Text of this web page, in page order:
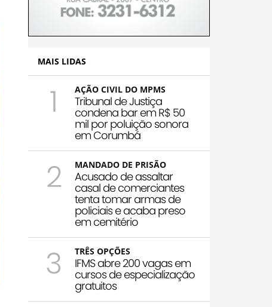
MAIS LIDAS
1 AÇÃO CIVIL DO MPMS
Tribunal de Justiça
condena bar em R$ 50
mil por poluição sonora
em Corumbá
2 MANDADO DE PRISÃO
Acusado de assaltar
casal de comerciantes
tenta tomar armas de
policiais e acaba preso
em cemitério
3 TRÊS OPÇÕES
IFMS abre 200 vagas em
cursos de especialização
gratuitos